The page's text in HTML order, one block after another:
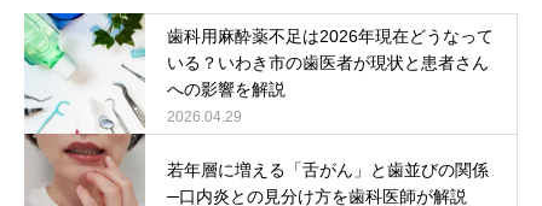
歯科用麻酔薬不足は2026年現在どうなって
いる？いわき市の歯医者が現状と患者さん
への影響を解説
2026.04.29
若年層に増える「舌がん」と歯並びの関係
─口内炎との見分け方を歯科医師が解説